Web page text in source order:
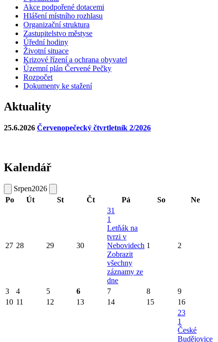
Akce podpořené dotacemi
Hlášení místního rozhlasu
Organizační struktura
Zastupitelstvo městyse
Úřední hodiny
Životní situace
Krizové řízení a ochrana obyvatel
Územní plán Červené Pečky
Rozpočet
Dokumenty ke stažení
Aktuality
25.6.2026 Červenopečecký čtvrtletník 2/2026
Kalendář
Srpen2026
Po
Út St Čt Pá So Ne
27 28 29 30
31
1
Letňák na
tvrzi v
Nebovidech
Zobrazit
všechny
záznamy ze
dne
1 2
3 4 5 6 7 8
9
10 11 12 13 14 15 16
23
1
České
Budějovice